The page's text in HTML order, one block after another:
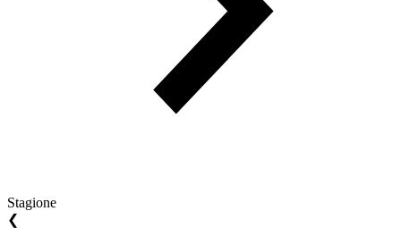
Stagione
❮